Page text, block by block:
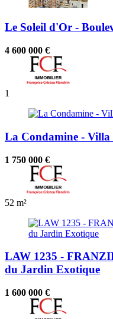
Le Soleil d'Or -
4 600 000 €
1
La Condamine - Villa
1 750 000 €
52 m²
LAW 1235 -
du Jardin Exotique
1 600 000 €